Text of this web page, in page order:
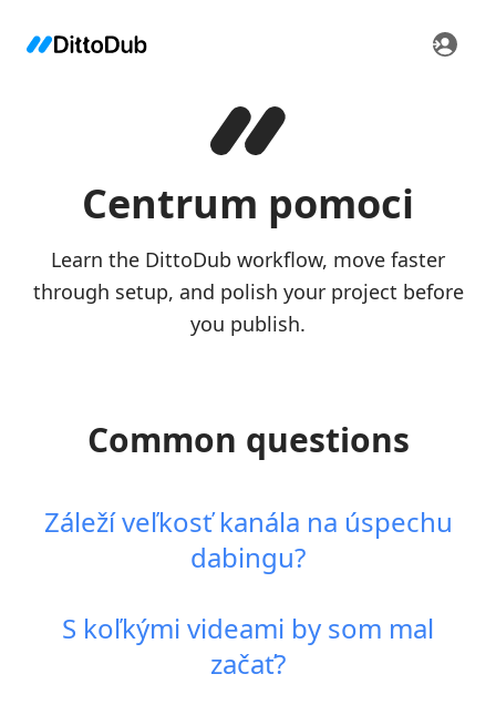
Centrum pomoci
Learn the DittoDub workflow, move faster
through setup, and polish your project before
you publish.
Common questions
Záleží veľkosť kanála na úspechu
dabingu?
S koľkými videami by som mal
začať?